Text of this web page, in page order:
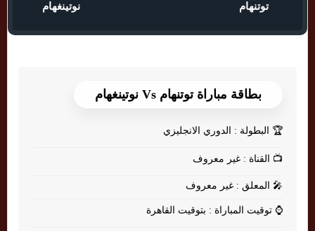
توتنهام نوتينغهام
بطاقة مباراة توتنهام Vs نوتينغهام
🏆 البطولة : الدوري الانجليزي
📺 القناة : غير معروف
🎤 المعلق : غير معروف
⌚ توقيت المباراة : بتوقيت القاهرة